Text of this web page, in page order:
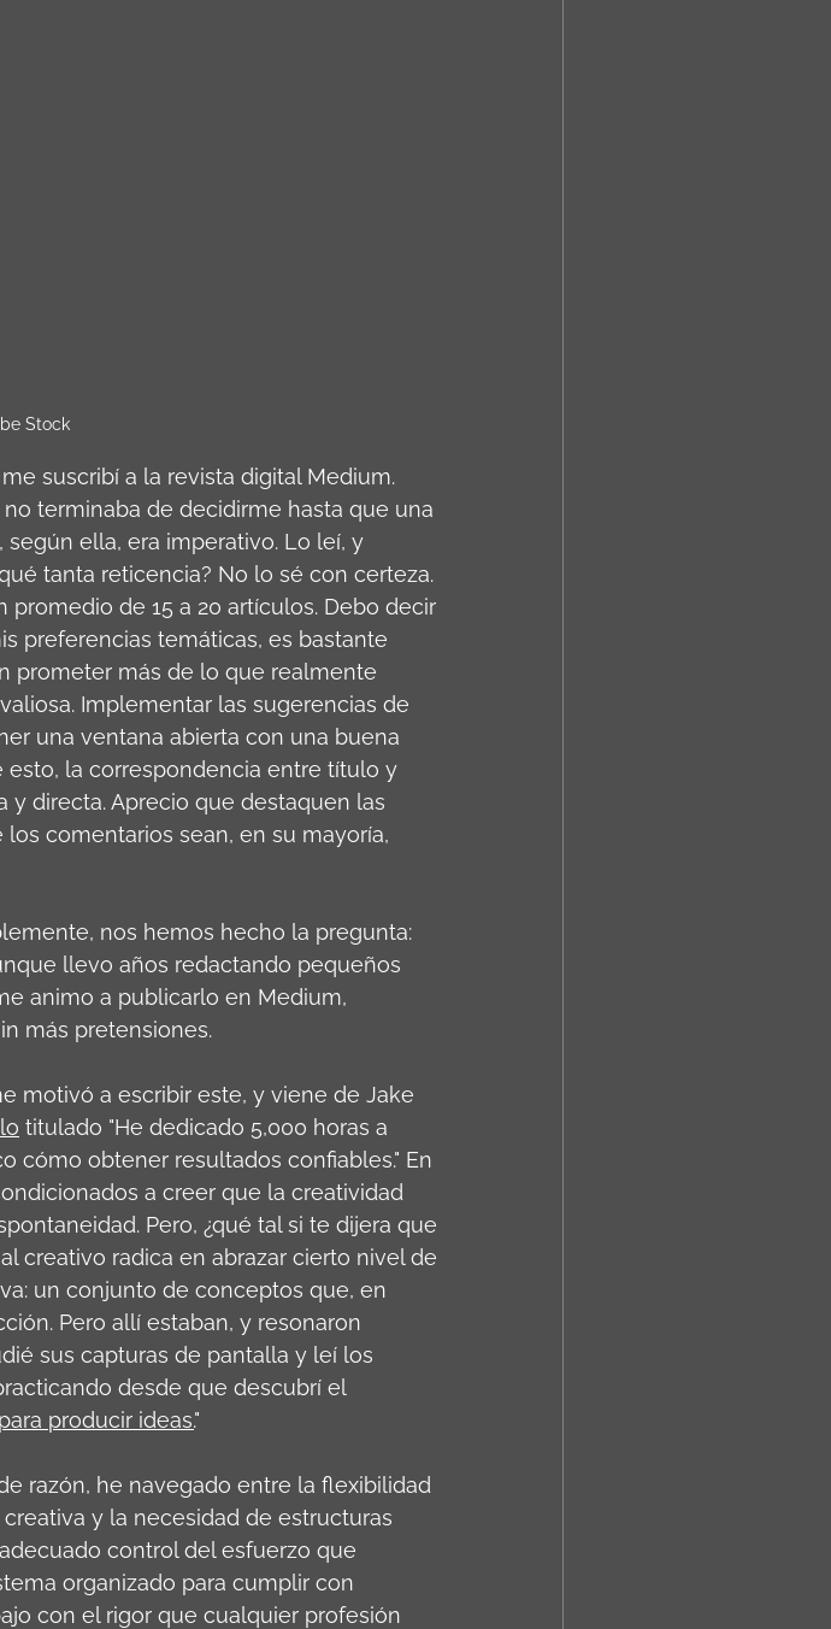
Stock
suscribí a la revista digital Medium.
terminaba de decidirme hasta que una
ella, era imperativo. Lo leí, y
tanta reticencia? No lo sé con certeza.
de 15 a 20 artículos. Debo decir
preferencias temáticas, es bastante
prometer más de lo que realmente
Implementar las sugerencias de
una ventana abierta con una buena
esto, la correspondencia entre título y
directa. Aprecio que destaquen las
comentarios sean, en su mayoría,
nos hemos hecho la pregunta:
llevo años redactando pequeños
animo a publicarlo en Medium,
más pretensiones.
motivó a escribir este, y viene de Jake
titulado "He dedicado 5,000 horas a
cómo obtener resultados confiables." En
a creer que la creatividad
Pero, ¿qué tal si te dijera que
creativo radica en abrazar cierto nivel de
un conjunto de conceptos que, en
Pero allí estaban, y resonaron
sus capturas de pantalla y leí los
desde que descubrí el
producir ideas."
razón, he navegado entre la flexibilidad
y la necesidad de estructuras
control del esfuerzo que
organizado para cumplir con
con el rigor que cualquier profesión